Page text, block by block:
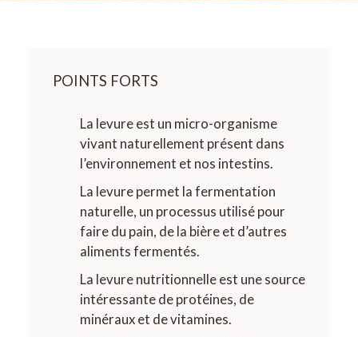
POINTS FORTS
La levure est un micro-organisme
vivant naturellement présent dans
l’environnement et nos intestins.
La levure permet la fermentation
naturelle, un processus utilisé pour
faire du pain, de la bière et d’autres
aliments fermentés.
La levure nutritionnelle est une source
intéressante de protéines, de
minéraux et de vitamines.